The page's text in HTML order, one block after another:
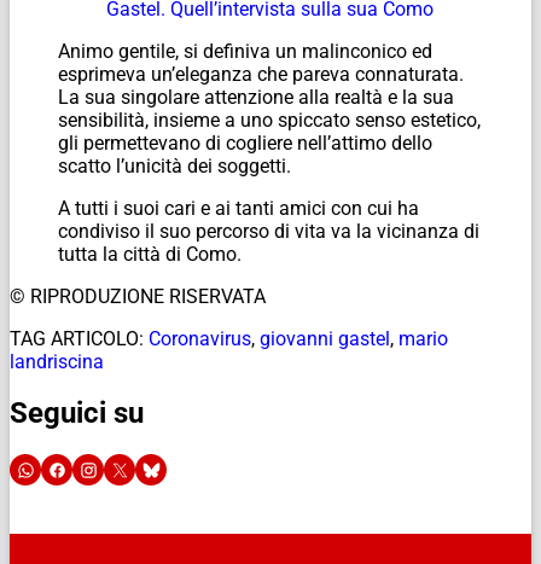
Gastel. Quell’intervista sulla sua Como
Animo gentile, si definiva un malinconico ed
esprimeva un’eleganza che pareva connaturata.
La sua singolare attenzione alla realtà e la sua
sensibilità, insieme a uno spiccato senso estetico,
gli permettevano di cogliere nell’attimo dello
scatto l’unicità dei soggetti.
A tutti i suoi cari e ai tanti amici con cui ha
condiviso il suo percorso di vita va la vicinanza di
tutta la città di Como.
© RIPRODUZIONE RISERVATA
TAG ARTICOLO: Coronavirus, giovanni gastel, mario
landriscina
Seguici su